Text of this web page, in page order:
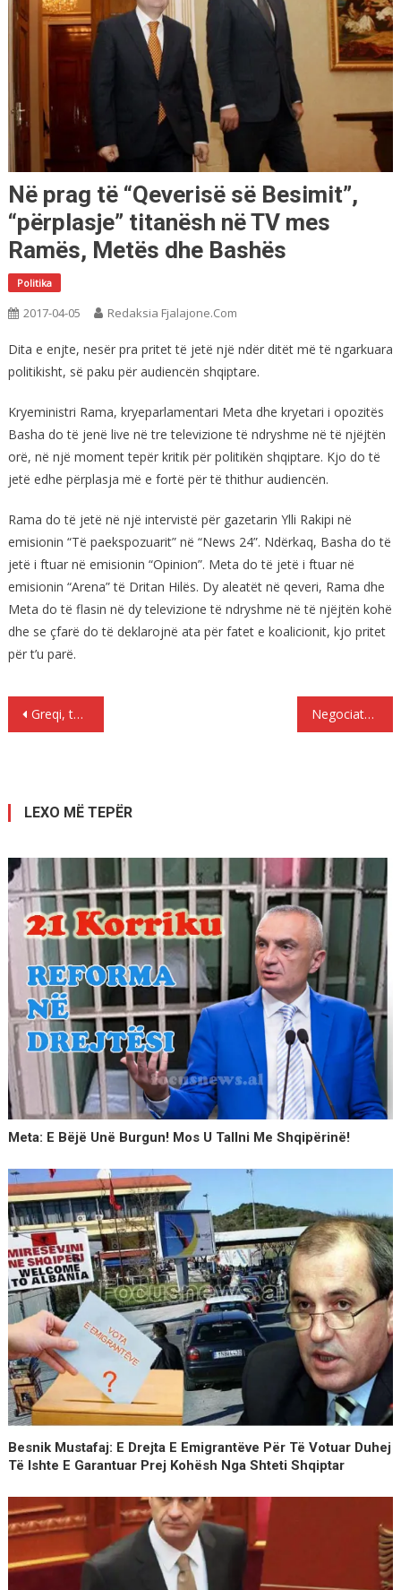
Në prag të “Qeverisë së Besimit”,
“përplasje” titanësh në TV mes
Ramës, Metës dhe Bashës
Politika
2017-04-05 Redaksia Fjalajone.com
Dita e enjte, nesër pra pritet të jetë një ndër ditët më të ngarkuara
politikisht, së paku për audiencën shqiptare.
Kryeministri Rama, kryeparlamentari Meta dhe kryetari i opozitës
Basha do të jenë live në tre televizione të ndryshme në të njëjtën
orë, në një moment tepër kritik për politikën shqiptare. Kjo do të
jetë edhe përplasja më e fortë për të thithur audiencën.
Rama do të jetë në një intervistë për gazetarin Ylli Rakipi në
emisionin “Të paekspozuarit” në “News 24”. Ndërkaq, Basha do të
jetë i ftuar në emisionin “Opinion”. Meta do të jetë i ftuar në
emisionin “Arena” të Dritan Hilës. Dy aleatët në qeveri, Rama dhe
Meta do të flasin në dy televizione të ndryshme në të njëjtën kohë
dhe se çfarë do të deklarojnë ata për fatet e koalicionit, kjo pritet
për t’u parë.
Lëvizje
Greqi, tërmet me magnitudë 4.5 Richter Negociatat, pikat e diskutimit mes Ramës dhe Idrizit
LEXO MË TEPËR
Meta: E Bëjë Unë Burgun! Mos U Tallni Me Shqipërinë!
Besnik Mustafaj: E Drejta E Emigrantëve Për Të Votuar Duhej
Të Ishte E Garantuar Prej Kohësh Nga Shteti Shqiptar